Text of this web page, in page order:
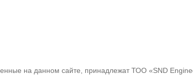
на данном сайте, принадлежат ТОО «SND